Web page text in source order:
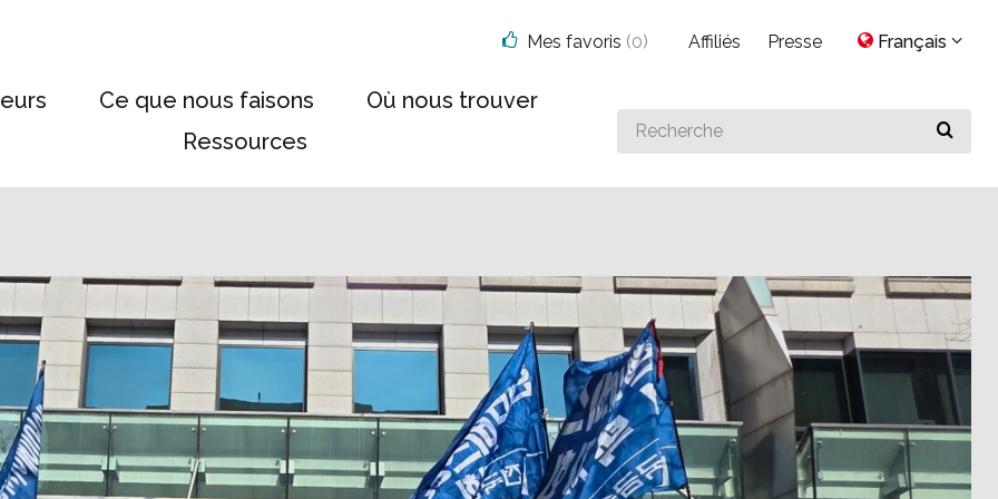
Ce que nous faisons
Où nous trouver
Ressources
Search
for
Mes favoris (0) Affiliés Presse Français